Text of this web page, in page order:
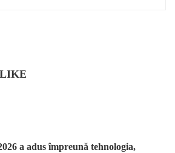
a adus împreună tehnologia,